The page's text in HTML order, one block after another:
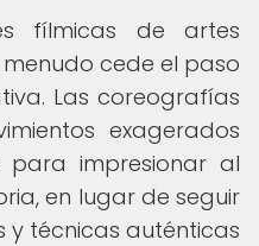
fílmicas de artes
cede el paso
Las coreografías
exagerados
para impresionar al
en lugar de seguir
y técnicas auténticas